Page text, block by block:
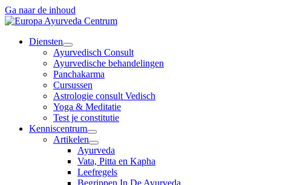
Ga naar de inhoud
Diensten
Ayurvedisch Consult
Ayurvedische behandelingen
Panchakarma
Cursussen
Astrologie consult Vedisch
Yoga & Meditatie
Test je constitutie
Kenniscentrum
Artikelen
Ayurveda
Vata, Pitta en Kapha
Leefregels
Begrippen In De Ayurveda